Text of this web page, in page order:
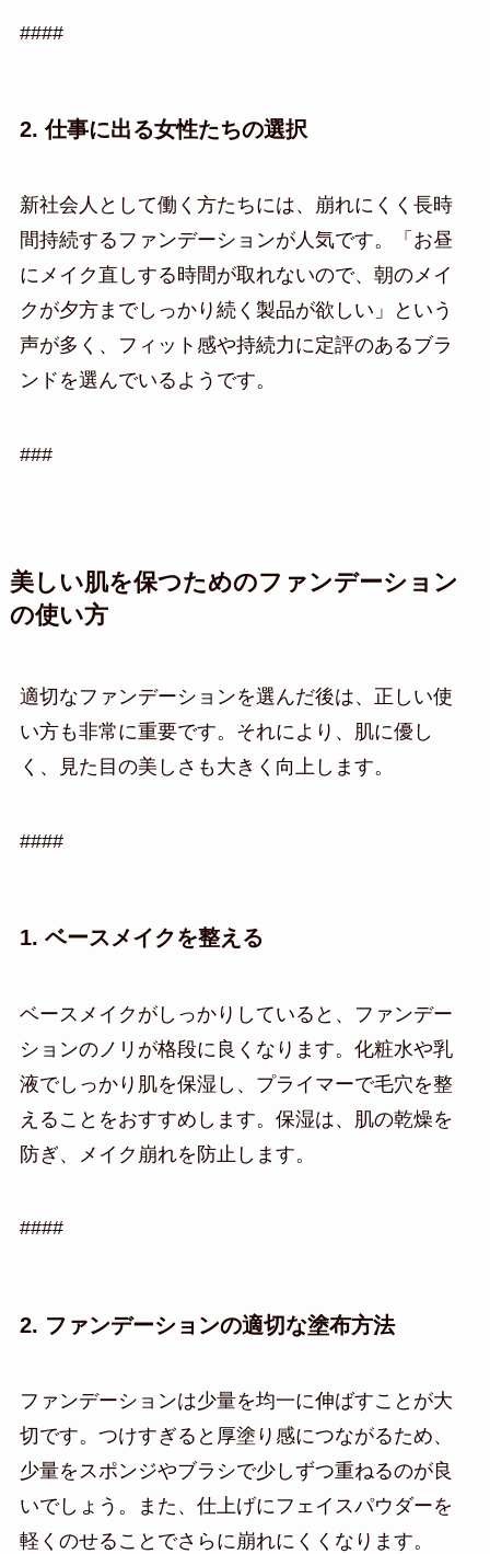
####
2. 仕事に出る女性たちの選択
新社会人として働く方たちには、崩れにくく長時
間持続するファンデーションが人気です。「お昼
にメイク直しする時間が取れないので、朝のメイ
クが夕方までしっかり続く製品が欲しい」という
声が多く、フィット感や持続力に定評のあるブラ
ンドを選んでいるようです。
###
美しい肌を保つためのファンデーション
の使い方
適切なファンデーションを選んだ後は、正しい使
い方も非常に重要です。それにより、肌に優し
く、見た目の美しさも大きく向上します。
####
1. ベースメイクを整える
ベースメイクがしっかりしていると、ファンデー
ションのノリが格段に良くなります。化粧水や乳
液でしっかり肌を保湿し、プライマーで毛穴を整
えることをおすすめします。保湿は、肌の乾燥を
防ぎ、メイク崩れを防止します。
####
2. ファンデーションの適切な塗布方法
ファンデーションは少量を均一に伸ばすことが大
切です。つけすぎると厚塗り感につながるため、
少量をスポンジやブラシで少しずつ重ねるのが良
いでしょう。また、仕上げにフェイスパウダーを
軽くのせることでさらに崩れにくくなります。